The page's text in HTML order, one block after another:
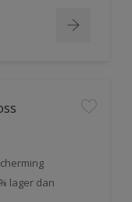
lager dan